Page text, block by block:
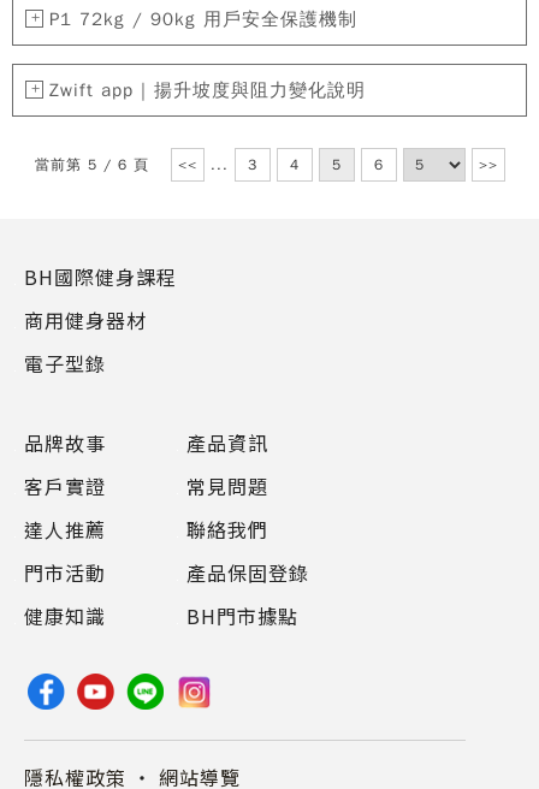
P1 72kg / 90kg 用戶安全保護機制
Zwift app | 揚升坡度與阻力變化說明
當前第 5 / 6 頁 << ... 3 4 5 6 >>
品牌故事
客戶實證
達人推薦
門市活動
健康知識
產品資訊
常見問題
聯絡我們
產品保固登錄
BH門市據點
BH國際健身課程
商用健身器材
電子型錄
隱私權政策 ・ 網站導覽